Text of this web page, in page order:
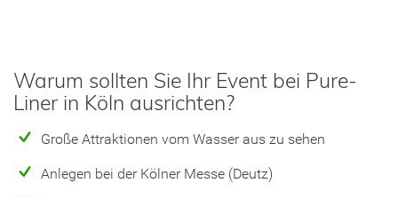
Warum sollten Sie Ihr Event bei Pure-
Liner in Köln ausrichten?
Große Attraktionen vom Wasser aus zu sehen
Anlegen bei der Kölner Messe (Deutz)